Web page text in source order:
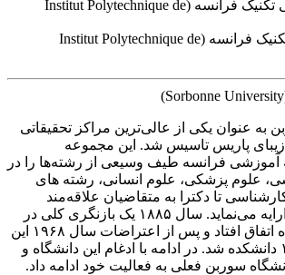
دانشگاه پلی تکنیک فرانسه (Institut Polytechnique de
به عنوان یکی از عالی‌ترین مراکز تحقیقاتی
شهر زیبای پاریس تاسیس شد. این مجموعه
فرانسه طیف وسیعی از رشته‌ها را در
علوم پزشکی، علوم انسانی، رشته های
تا دکترا به متقاضیان علاقه‌مند
آموزش در فرانسه ارایه می‌نماید. سال ۱۸۸۵ یک بازنگری کلی در
روند فعالیت دانشگاه اتفاق افتاد و پس از اعتراضات سال ۱۹۶۸ این
مجموعه تبدیل به ۱۳ دانشکده شد. در ادامه با ادغام این دانشگاه و
سوربن فعلی به فعالیت خود ادامه داد.